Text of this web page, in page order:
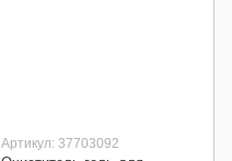
Артикул: 37703092